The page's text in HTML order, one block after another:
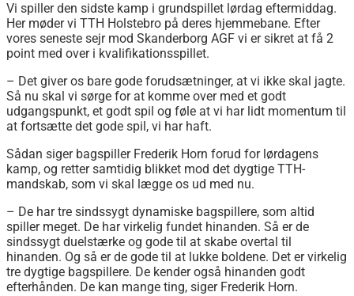
Vi spiller den sidste kamp i grundspillet lørdag eftermiddag.
Her møder vi TTH Holstebro på deres hjemmebane. Efter
vores seneste sejr mod Skanderborg AGF vi er sikret at få 2
point med over i kvalifikationsspillet.
– Det giver os bare gode forudsætninger, at vi ikke skal jagte.
Så nu skal vi sørge for at komme over med et godt
udgangspunkt, et godt spil og føle at vi har lidt momentum til
at fortsætte det gode spil, vi har haft.
Sådan siger bagspiller Frederik Horn forud for lørdagens
kamp, og retter samtidig blikket mod det dygtige TTH-
mandskab, som vi skal lægge os ud med nu.
– De har tre sindssygt dynamiske bagspillere, som altid
spiller meget. De har virkelig fundet hinanden. Så er de
sindssygt duelstærke og gode til at skabe overtal til
hinanden. Og så er de gode til at lukke boldene. Det er virkelig
tre dygtige bagspillere. De kender også hinanden godt
efterhånden. De kan mange ting, siger Frederik Horn.